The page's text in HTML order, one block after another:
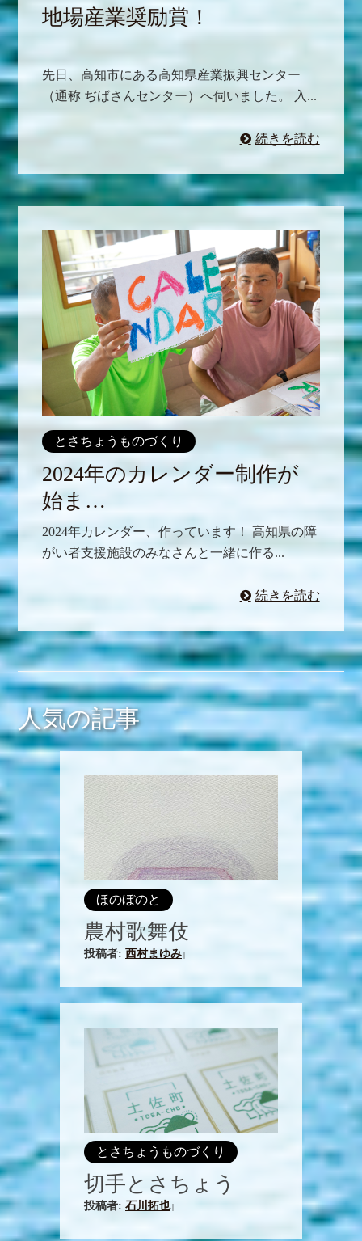
地場産業奨励賞！
先日、高知市にある高知県産業振興センター
（通称 ぢばさんセンター）へ伺いました。 入...
続きを読む
とさちょうものづくり
2024年のカレンダー制作が
始ま…
2024年カレンダー、作っています！ 高知県の障
がい者支援施設のみなさんと一緒に作る...
続きを読む
人気の記事
ほのぼのと
農村歌舞伎
投稿者: 西村まゆみ
とさちょうものづくり
切手とさちょう
投稿者: 石川拓也|